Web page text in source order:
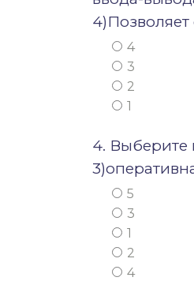
4
3
2
1
4. Выберите
5
3
1
2
4